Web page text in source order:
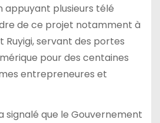
plusieurs télé
de ce projet notamment à
Ruyigi, servant des portes
pour des centaines
entrepreneures et
signalé que le Gouvernement